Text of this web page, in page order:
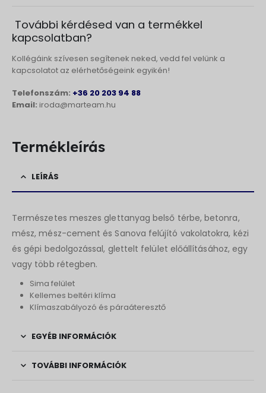
További kérdésed van a termékkel
kapcsolatban?
Kollégáink szívesen segítenek neked, vedd fel velünk a
kapcsolatot az elérhetőségeink egyikén!
Telefonszám: +36 20 203 94 88
Email: iroda@marteam.hu
Termékleírás
LEÍRÁS
Természetes meszes glettanyag belső térbe, betonra,
mész, mész-cement és Sanova felújító vakolatokra, kézi
és gépi bedolgozással, glettelt felület előállításához, egy
vagy több rétegben.
Sima felület
Kellemes beltéri klíma
Klímaszabályozó és páraáteresztő
EGYÉB INFORMÁCIÓK
TOVÁBBI INFORMÁCIÓK